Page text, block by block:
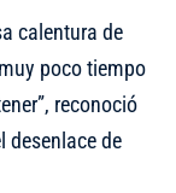
calentura de
poco tiempo
reconoció
desenlace de